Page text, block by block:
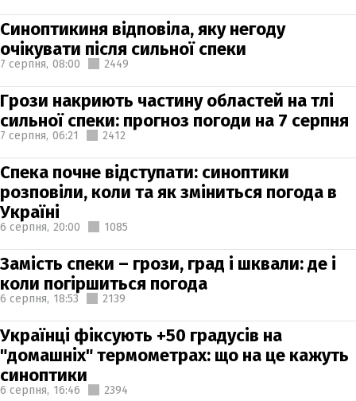
Синоптикиня відповіла, яку негоду
очікувати після сильної спеки
7 серпня, 08:00 2449
Грози накриють частину областей на тлі
сильної спеки: прогноз погоди на 7 серпня
7 серпня, 06:21 2412
Спека почне відступати: синоптики
розповіли, коли та як зміниться погода в
Україні
6 серпня, 20:00 1085
Замість спеки – грози, град і шквали: де і
коли погіршиться погода
6 серпня, 18:53 2139
Українці фіксують +50 градусів на
"домашніх" термометрах: що на це кажуть
синоптики
6 серпня, 16:46 2394